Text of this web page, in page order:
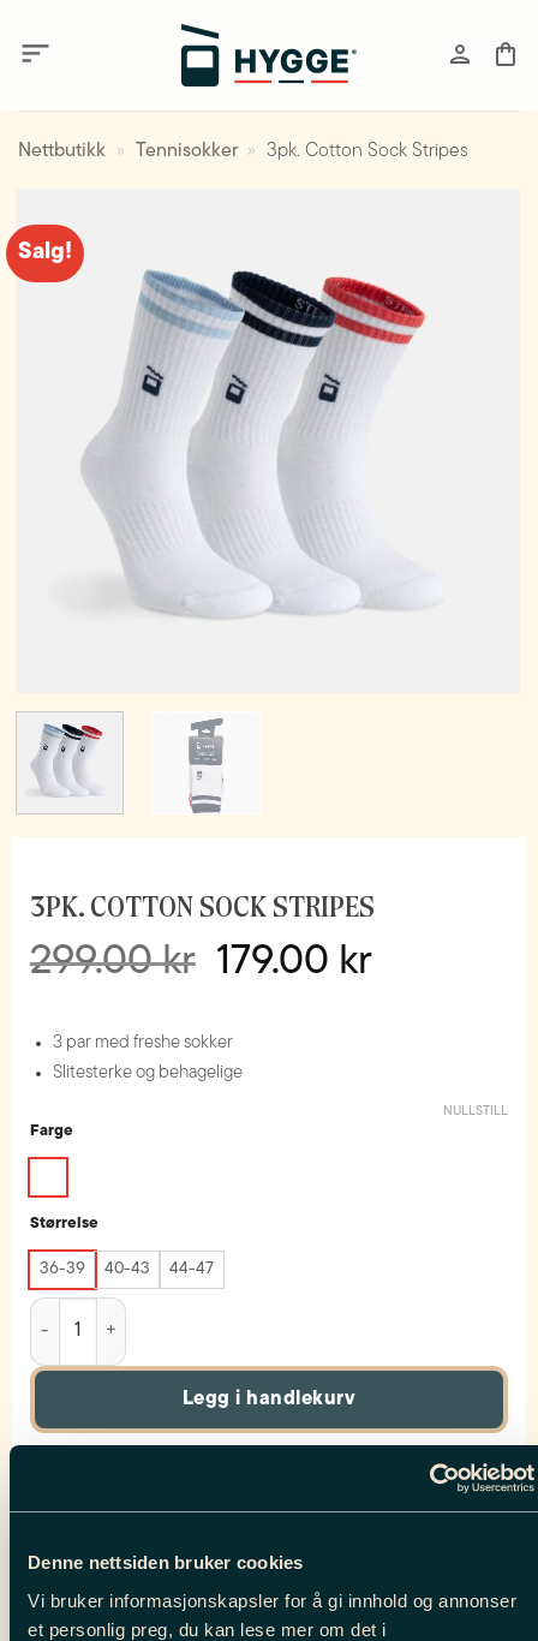
Denne nettsiden bruker cookies
Vi bruker informasjonskapsler for å gi innhold og annonser
et personlig preg, du kan lese mer om det i
Nettbutikk » Tennisokker » 3pk. Cotton Sock Stripes
Salg!
3PK. COTTON SOCK STRIPES
299.00kr
Opprinnelig
299.00 kr.
179.00 krNåværende
3 par med freshe sokker
Slitesterke og behagelige
Farge
Størrelse
36-39 40-43 44-47
NULLSTILL
3pk. Cotton Sock Stripes antall
Legg i handlekurv
Kategorier:Tennisokker,Alt Til Dame,Alt Til Herre,Salg Dame,Salg Herre,
BESKRIVELSE